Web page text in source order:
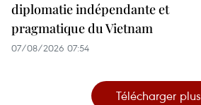
diplomatie indépendante et
pragmatique du Vietnam
07/08/2026 07:54
Télécharger plus